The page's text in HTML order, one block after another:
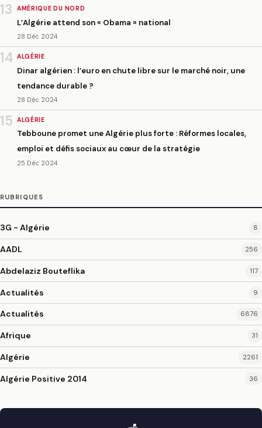
13 AMÉRIQUE DU NORD
L’Algérie attend son « Obama » national
28 Déc 2024
14 ALGÉRIE
Dinar algérien : l’euro en chute libre sur le marché noir, une
tendance durable ?
28 Déc 2024
15 ALGÉRIE
Tebboune promet une Algérie plus forte : Réformes locales,
emploi et défis sociaux au cœur de la stratégie
25 Déc 2024
RUBRIQUES
3G - Algérie 8
AADL 256
Abdelaziz Bouteflika 117
Actualités 9
Actualités 6876
Afrique 31
Algérie 2261
Algérie Positive 2014 36